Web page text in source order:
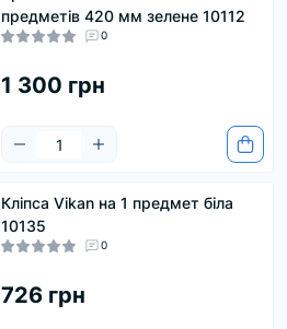
предметів 420 мм зелене 10112
0
1 300 грн
Кліпса Vikan на 1 предмет біла
10135
0
726 грн